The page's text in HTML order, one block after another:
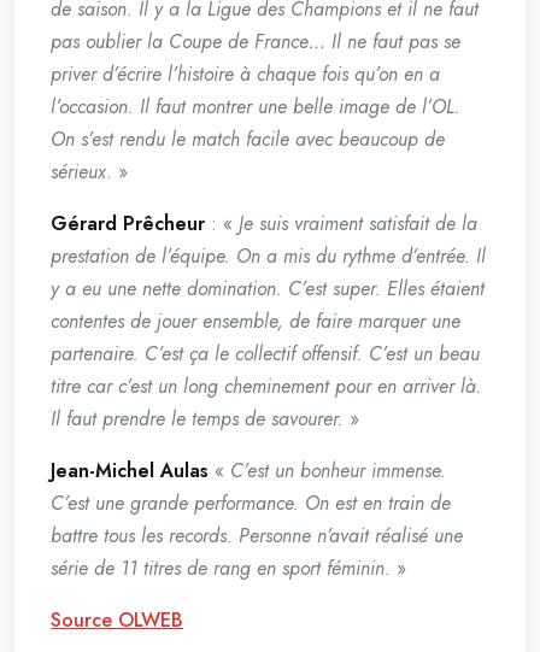
de saison. Il y a la Ligue des Champions et il ne faut
pas oublier la Coupe de France… Il ne faut pas se
priver d’écrire l’histoire à chaque fois qu’on en a
l’occasion. Il faut montrer une belle image de l’OL.
On s’est rendu le match facile avec beaucoup de
sérieux. »
Gérard Prêcheur : « Je suis vraiment satisfait de la
prestation de l’équipe. On a mis du rythme d’entrée. Il
y a eu une nette domination. C’est super. Elles étaient
contentes de jouer ensemble, de faire marquer une
partenaire. C’est ça le collectif offensif. C’est un beau
titre car c’est un long cheminement pour en arriver là.
Il faut prendre le temps de savourer. »
Jean-Michel Aulas « C’est un bonheur immense.
C’est une grande performance. On est en train de
battre tous les records. Personne n’avait réalisé une
série de 11 titres de rang en sport féminin. »
Source OLWEB